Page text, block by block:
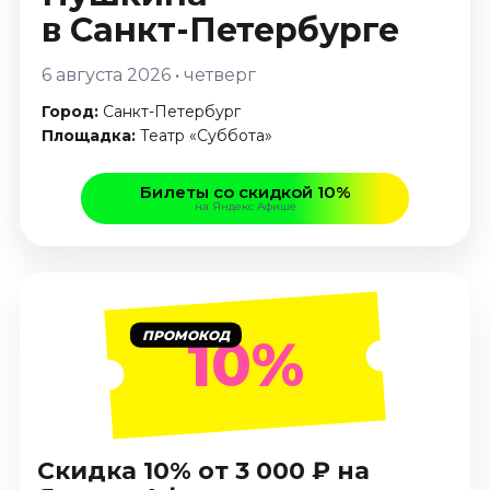
Январь 2027
Август 2026
Сентябрь 2026
Октябрь 2026
Ноябрь 2026
Декабрь 2026
Декабрь 2026
Январь 2027
Экскурсии
Август 2026
Сентябрь 2026
Октябрь 2026
в Санкт-Петербурге
6 августа 2026 • четверг
Город: Санкт-Петербург
Площадка: Театр «Суббота»
Билеты со скидкой 10%
на Яндекс Афише
ПРОМОКОД10%
Скидка 10% от 3 000 ₽ на